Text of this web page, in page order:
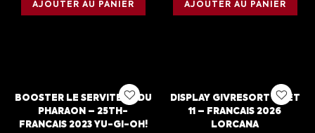
AJOUTER AU PANIER AJOUTER AU PANIER
BOOSTER LE SERVITEUR DU
PHARAON – 25TH-
FRANCAIS 2023 YU-GI-OH!
DISPLAY GIVRESORT – SET
11 – FRANCAIS 2026
LORCANA